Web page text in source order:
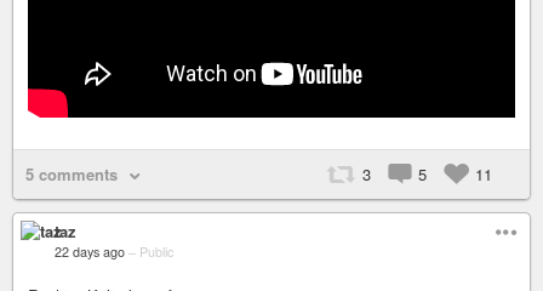
5 comments 3 5 11
taz
22 days ago – Public